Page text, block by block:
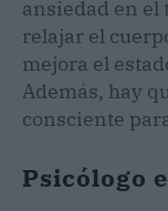
ansiedad en el
relajar el
mejora el
Además, hay
consciente
Psicólogo